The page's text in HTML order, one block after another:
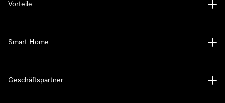
Vorteile
Smart Home
Geschäftspartner